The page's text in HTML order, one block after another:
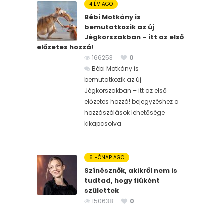
4 ÉV AGO
Bébi Motkány is
bemutatkozik az új
Jégkorszakban – itt az első
előzetes hozzá!
166253
0
Bébi Motkány is
bemutatkozik az új
Jégkorszakban – itt az első
előzetes hozzá! bejegyzéshez a
hozzászólások lehetősége
kikapcsolva
6 HÓNAP AGO
Színésznők, akikről nem is
tudtad, hogy fiúként
születtek
150638
0